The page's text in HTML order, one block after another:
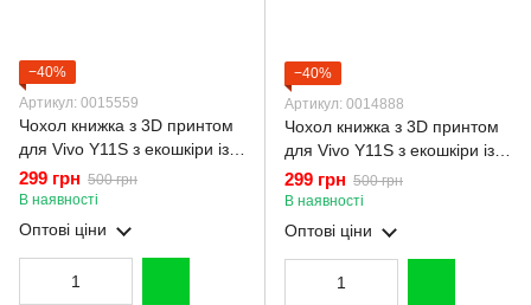
−40%
Артикул: 0015559
Чохол книжка з 3D принтом
для Vivo Y11S з екошкіри із
підставкою та магнитом
чорна gd2
299 грн 500 грн
В наявності
Оптові ціни
−40%
Артикул: 0014888
Чохол книжка з 3D принтом
для Vivo Y11S з екошкіри із
підставкою та магнитом
чорна gd2
299 грн 500 грн
В наявності
Оптові ціни